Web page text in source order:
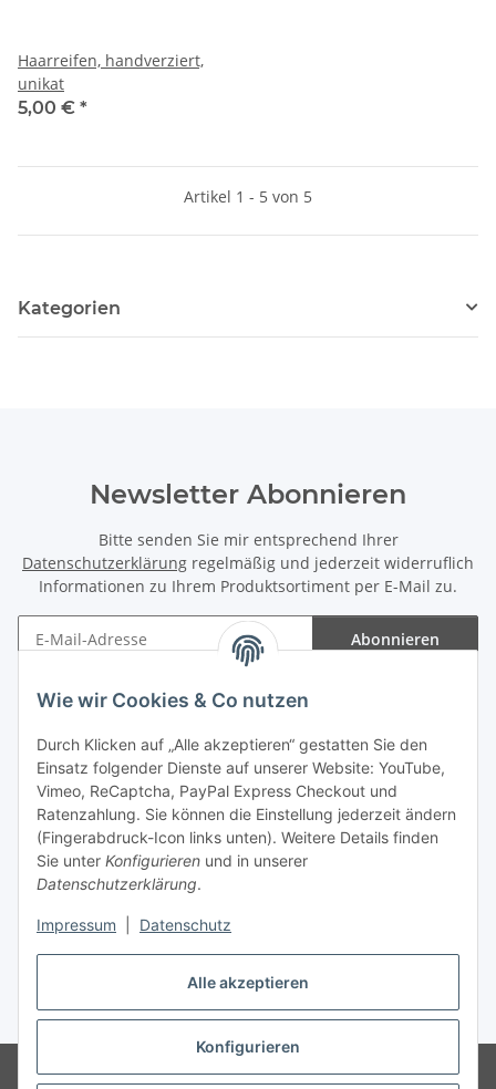
Alle akzeptieren
Konfigurieren
Wie wir Cookies & Co nutzen
Durch Klicken auf „Alle akzeptieren“ gestatten Sie den
Einsatz folgender Dienste auf unserer Website: YouTube,
Vimeo, ReCaptcha, PayPal Express Checkout und
Ratenzahlung. Sie können die Einstellung jederzeit ändern
(Fingerabdruck-Icon links unten). Weitere Details finden
Sie unter Konfigurieren und in unserer
Datenschutzerklärung.
Impressum Datenschutz
Haarreifen, handverziert,
unikat
5,00 € *
Artikel 1 - 5 von 5
Kategorien
Newsletter Abonnieren
Bitte senden Sie mir entsprechend Ihrer
Datenschutzerklärung regelmäßig und jederzeit widerruflich
Informationen zu Ihrem Produktsortiment per E-Mail zu.
Abonnieren
Gesetzliche Informationen
Vertrag widerrufen
* Gemäß §19 UStG wird keine Umsatzsteuer berechnet, zzgl.Versand
© Wohlgefühl für Körper & Seele by Sabine Werner Besucherzähler: